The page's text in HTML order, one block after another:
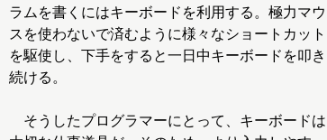
ラムを書くにはキーボードを利用する。極力マウ
スを使わないで済むように様々なショートカット
を駆使し、下手をすると一日中キーボードを叩き
続ける。
そうしたプログラマーにとって、キーボードは